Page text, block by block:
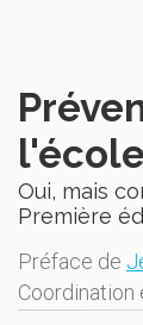
l'école
Oui, mais
Première
Préface de
Coordination